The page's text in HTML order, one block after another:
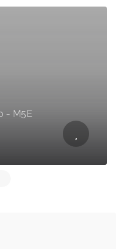
Photography
Alberta - ,